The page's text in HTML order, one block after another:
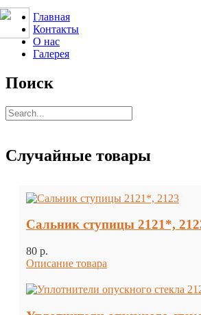
Главная
Контакты
О нас
Галерея
Поиск
Случайные товары
Сальник ступицы 2121*,
80 p.
Описание товара